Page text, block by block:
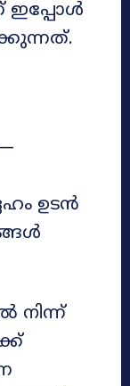
ഇപ്പോൾ
ഉടൻ
നിന്ന്